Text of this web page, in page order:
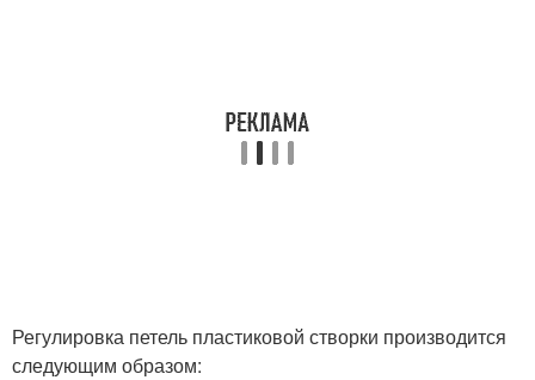
Регулировка петель пластиковой створки производится
следующим образом: